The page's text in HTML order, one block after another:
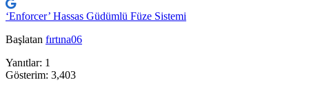
‘Enforcer’ Hassas Güdümlü Füze Sistemi
Başlatan fırtına06
Yanıtlar: 1
Gösterim: 3,403